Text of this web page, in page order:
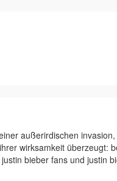
außerirdischen
wirksamkeit überzeugt:
bieber fans und justin